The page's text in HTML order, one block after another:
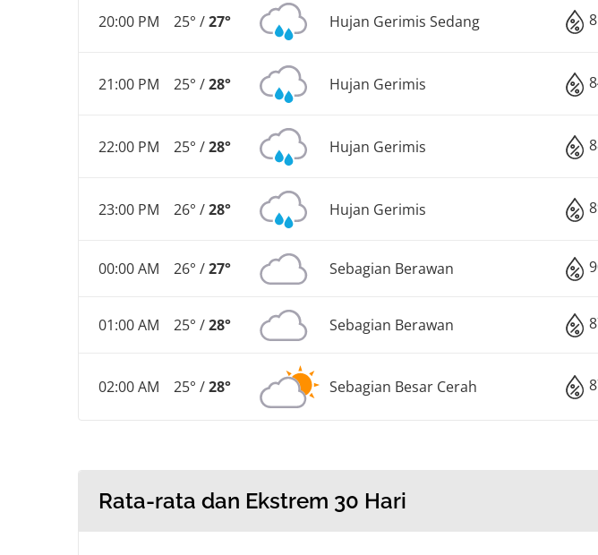
20:00 PM 25° /27° Hujan Gerimis Sedang
21:00 PM 25° /28° Hujan Gerimis
22:00 PM 25° /28° Hujan Gerimis
23:00 PM 26° /28° Hujan Gerimis
00:00 AM 26° /27° Sebagian Berawan
01:00 AM 25° /28° Sebagian Berawan
02:00 AM 25° /28° Sebagian Besar Cerah
Rata-rata dan Ekstrem 30 Hari